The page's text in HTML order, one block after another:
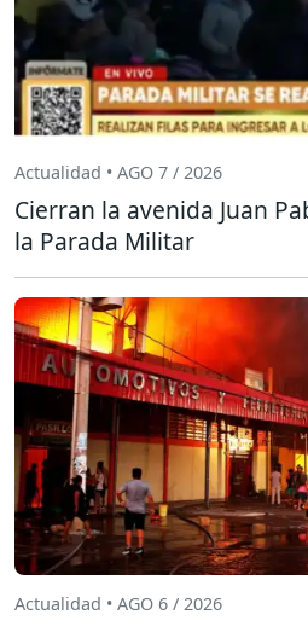
Actualidad • AGO 7 / 2026
Cierran la avenida Juan
la Parada Militar
Actualidad • AGO 6 / 2026